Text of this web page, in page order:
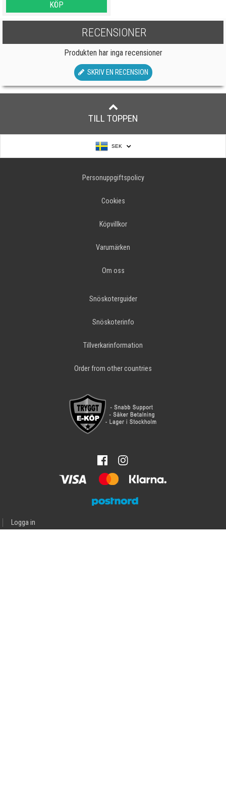
KÖP
RECENSIONER
Produkten har inga recensioner
SKRIV EN RECENSION
TILL TOPPEN
SEK
Personuppgiftspolicy
Cookies
Köpvillkor
Varumärken
Om oss
Snöskoterguider
Snöskoterinfo
Tillverkarinformation
Order from other countries
Logga in